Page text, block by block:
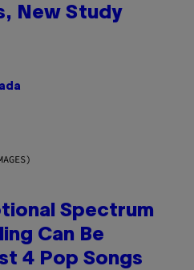
New Study
Spectrum
Can Be
4 Pop Songs